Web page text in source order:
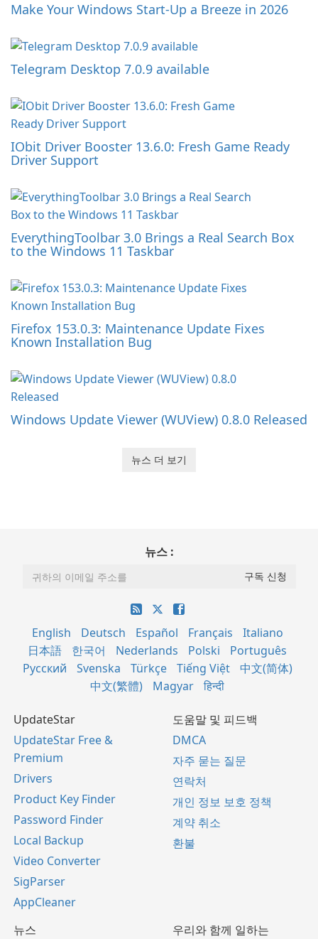
Make Your Windows Start-Up a Breeze in 2026
Telegram Desktop 7.0.9 available
IObit Driver Booster 13.6.0: Fresh Game Ready
Driver Support
EverythingToolbar 3.0 Brings a Real Search Box
to the Windows 11 Taskbar
Firefox 153.0.3: Maintenance Update Fixes
Known Installation Bug
Windows Update Viewer (WUView) 0.8.0 Released
뉴스 더 보기
뉴스 :
English Deutsch Español Français
Italiano
日本語
한국어 Nederlands Polski
Português
Русский
Svenska Türkçe Tiếng Việt
中文(简体)
中文(繁體)
Magyar हिन्दी
UpdateStar
UpdateStar Free &
Premium
Drivers
Product Key Finder
Password Finder
Local Backup
Video Converter
SigParser
AppCleaner
도움말 및 피드백
DMCA
자주 묻는 질문
연락처
개인 정보 보호 정책
계약 취소
환불
뉴스
우리와 함께 일하는